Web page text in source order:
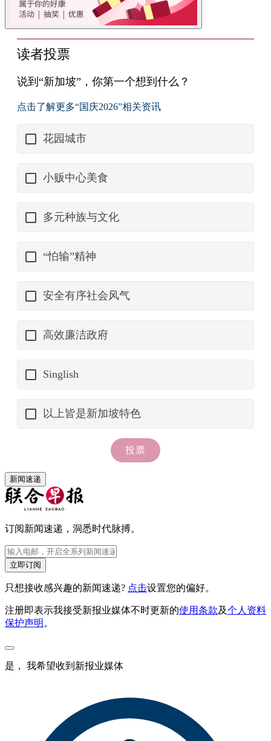
新闻速递
订阅新闻速递，洞悉时代脉搏。
立即订阅
只想接收感兴趣的新闻速递? 点击设置您的偏好。
注册即表示我接受新报业媒体不时更新的使用条款及个人资料
保护声明 。
是， 我希望收到新报业媒体